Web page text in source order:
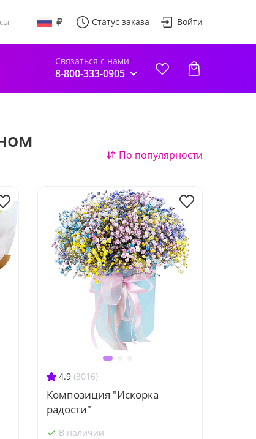
Статус заказа Войти
Связаться с нами
8-800-333-0905
По популярности
4.9 (3016)
Композиция "Искорка
радости"
В наличии